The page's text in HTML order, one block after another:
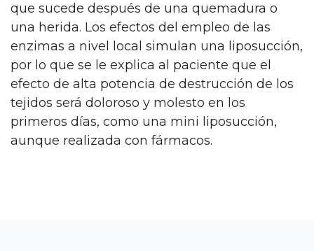
Antes y Después
Consulta Virtual
que sucede después de una quemadura o
una herida. Los efectos del empleo de las
enzimas a nivel local simulan una liposucción,
por lo que se le explica al paciente que el
efecto de alta potencia de destrucción de los
tejidos será doloroso y molesto en los
primeros días, como una mini liposucción,
aunque realizada con fármacos.